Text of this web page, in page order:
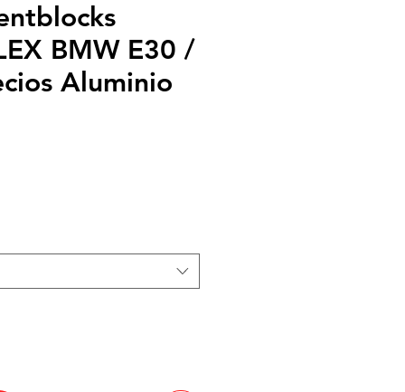
BMW E30 /
Aluminio